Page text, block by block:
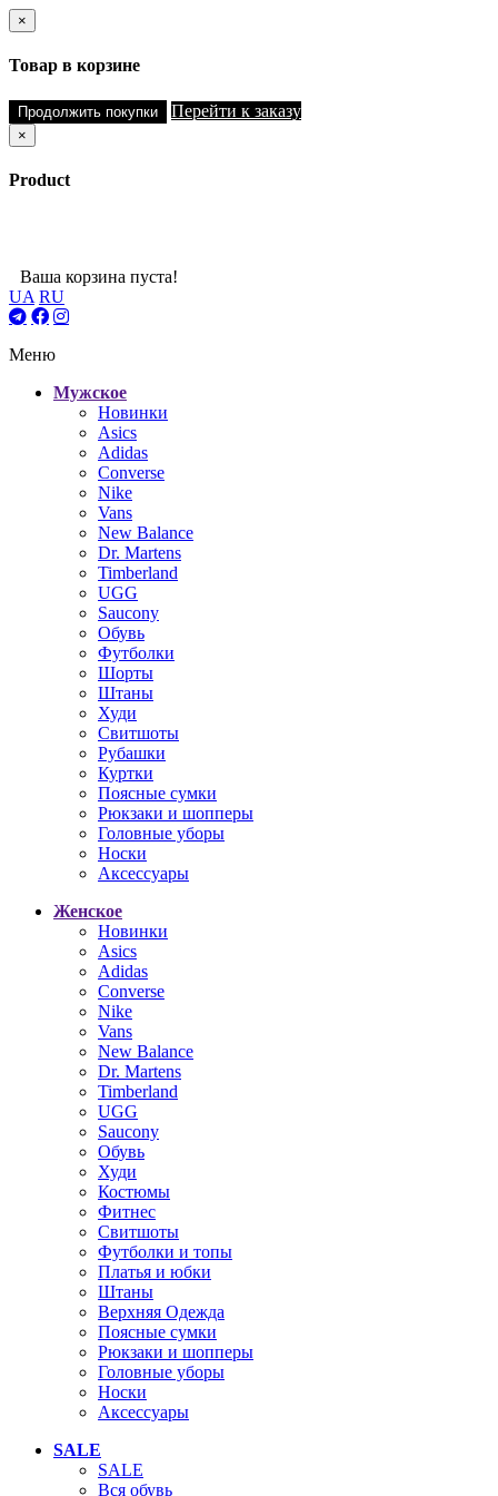
×
Товар в корзине
Продолжить покупки Перейти к заказу
×
Product
Ваша корзина пуста!
UA RU
Меню
Мужское
Новинки
Asics
Adidas
Converse
Nike
Vans
New Balance
Dr. Martens
Timberland
UGG
Saucony
Обувь
Футболки
Шорты
Штаны
Худи
Свитшоты
Рубашки
Куртки
Поясные сумки
Рюкзаки и шопперы
Головные уборы
Носки
Аксессуары
Женское
Новинки
Asics
Adidas
Converse
Nike
Vans
New Balance
Dr. Martens
Timberland
UGG
Saucony
Обувь
Худи
Костюмы
Фитнес
Свитшоты
Футболки и топы
Платья и юбки
Штаны
Верхняя Одежда
Поясные сумки
Рюкзаки и шопперы
Головные уборы
Носки
Аксессуары
SALE
SALE
Вся обувь